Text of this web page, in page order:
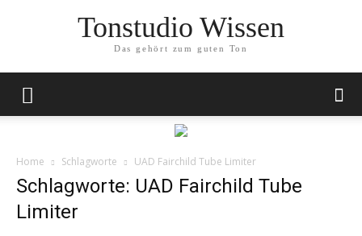
Tonstudio Wissen
Das gehört zum guten Ton
Home Schlagworte UAD Fairchild Tube Limiter
Schlagworte: UAD Fairchild Tube
Limiter